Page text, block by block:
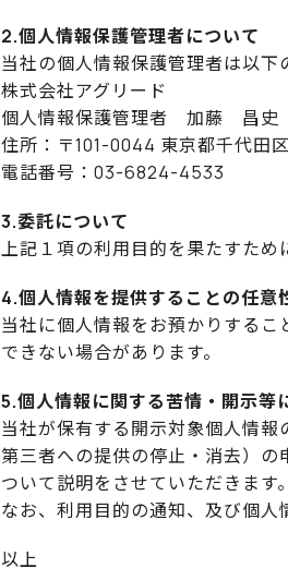
2.個人情報保護管理者について
当社の個人情報保護管理者は以下
株式会社アグリード
個人情報保護管理者 加藤 昌史
住所：〒101-0044 東京都千代田
電話番号：03-6824-4533
3.委託について
上記１項の利用目的を果たすため
4.個人情報を提供することの任意
当社に個人情報をお預かりする
できない場合があります。
5.個人情報に関する苦情・開示等
当社が保有する開示対象個人情
第三者への提供の停止・消去）
ついて説明をさせていただきます。
なお、利用目的の通知、及び個人
以上